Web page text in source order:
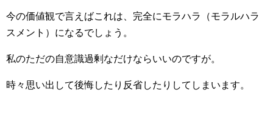
今の価値観で言えばこれは、完全にモラハラ（モラルハラ
スメント）になるでしょう。
私のただの自意識過剰なだけならいいのですが。
時々思い出して後悔したり反省したりしてしまいます。